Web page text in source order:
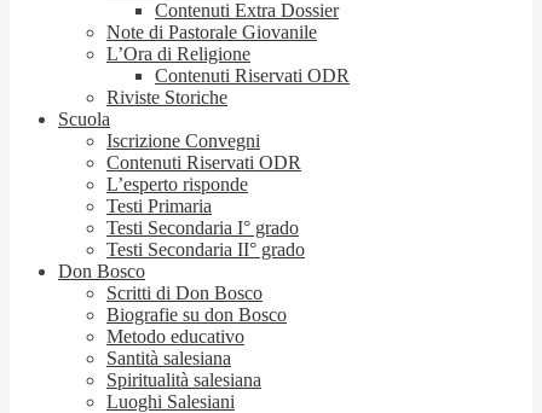
Contenuti Extra Dossier
Note di Pastorale Giovanile
L’Ora di Religione
Contenuti Riservati ODR
Riviste Storiche
Scuola
Iscrizione Convegni
Contenuti Riservati ODR
L’esperto risponde
Testi Primaria
Testi Secondaria I° grado
Testi Secondaria II° grado
Don Bosco
Scritti di Don Bosco
Biografie su don Bosco
Metodo educativo
Santità salesiana
Spiritualità salesiana
Luoghi Salesiani